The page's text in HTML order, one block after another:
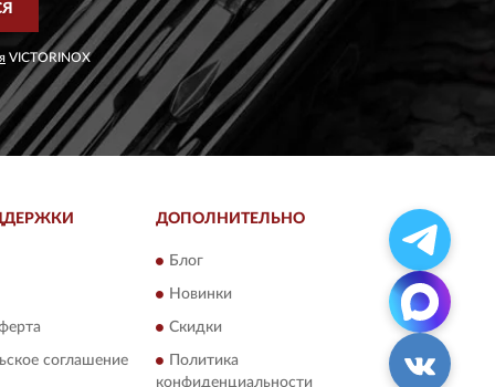
VICTORINOX
соглашение
ДОПОЛНИТЕЛЬНО
Блог
Новинки
Скидки
Политика
конфиденциальности